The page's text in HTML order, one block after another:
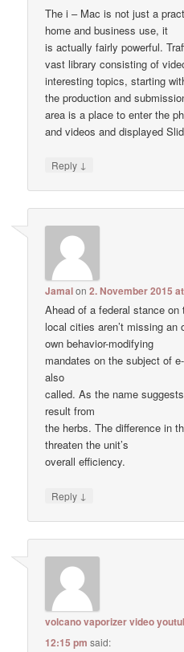
The i – Mac is not just a
home and business use, it
is actually fairly powerful.
vast library consisting of
interesting topics, starting
the production and
area is a place to enter the
and videos and displayed
Reply ↓
Jamalon2. November 2015
Ahead of a federal stance on
local cities aren’t missing an
own behavior-modifying
mandates on the subject of
also
called. As the name
result from
the herbs. The difference in
threaten the unit’s
overall efficiency.
Reply ↓
volcano vaporizer video
12:15 pm said: